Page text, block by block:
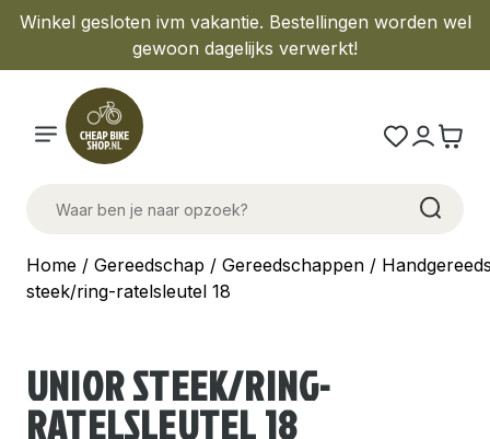
Winkel gesloten ivm vakantie. Bestellingen worden wel
gewoon dagelijks verwerkt!
Home / Gereedschap / Gereedschappen /
steek/ring-ratelsleutel 18
UNIOR STEEK/RING-
RATELSLEUTEL 18